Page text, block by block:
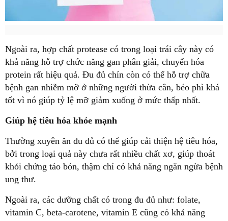
Ngoài ra, hợp chất protease có trong loại trái cây này có
khả năng hỗ trợ chức năng gan phân giải, chuyển hóa
protein rất hiệu quả. Đu đủ chín còn có thể hỗ trợ chữa
bệnh gan nhiễm mỡ ở những người thừa cân, béo phì khá
tốt vì nó giúp tỷ lệ mỡ giảm xuống ở mức thấp nhất.
Giúp hệ tiêu hóa khỏe mạnh
Thường xuyên ăn đu đủ có thể giúp cải thiện hệ tiêu hóa,
bởi trong loại quả này chưa rất nhiều chất xơ, giúp thoát
khỏi chứng táo bón, thậm chí có khả năng ngăn ngừa bệnh
ung thư.
Ngoài ra, các dưỡng chất có trong đu đủ như: folate,
vitamin C, beta-carotene, vitamin E cũng có khả năng